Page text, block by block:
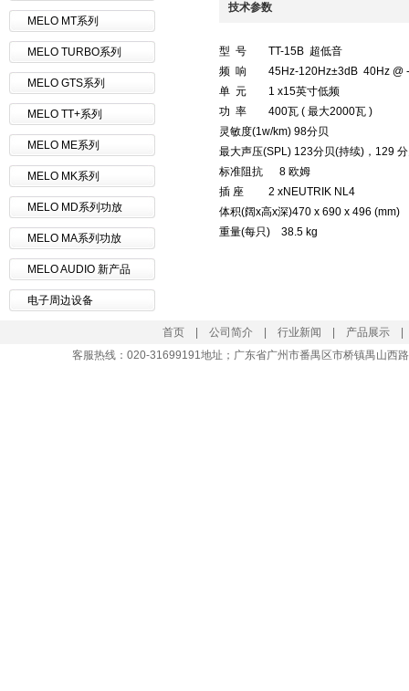
MELO MT系列
MELO TURBO系列
MELO GTS系列
MELO TT+系列
MELO ME系列
MELO MK系列
MELO MD系列功放
MELO MA系列功放
MELO AUDIO 新产品
电子周边设备
技术参数
型 号 TT-15B 超低音
频 响 45Hz-120Hz±3dB 40Hz @
单 元 1 x15英寸低频
功 率 400瓦 ( 最大2000瓦 )
灵敏度(1w/km) 98分贝
最大声压(SPL) 123分贝(持续)，129
标准阻抗 8 欧姆
插 座 2 xNEUTRIK NL4
体积(阔x高x深)470 x 690 x 496 (mm)
重量(每只) 38.5 kg
首页 公司简介 行业新闻 产品展示
客服热线： 020-31699191地址；广东省广州市番禺区市桥镇禺山西